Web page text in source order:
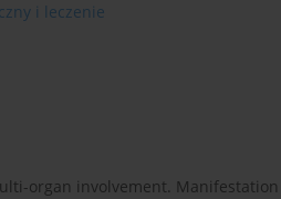
i leczenie
organ invol­vement. Manifestation